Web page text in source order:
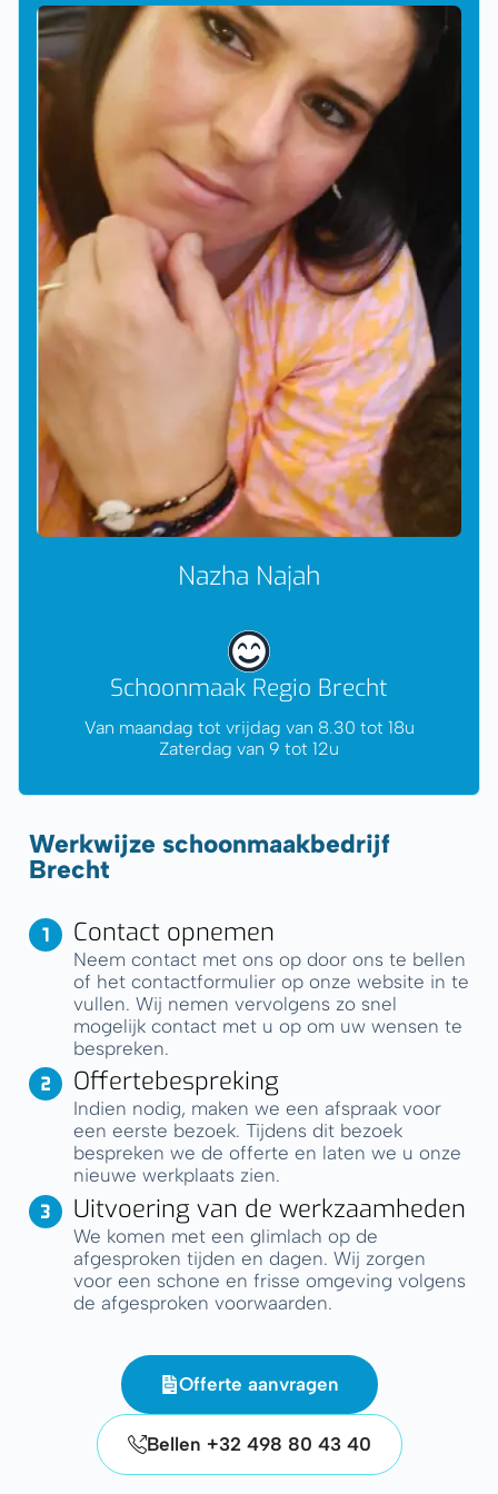
Nazha Najah
Schoonmaak Regio Brecht
Van maandag tot vrijdag van 8.30 tot 18u
Zaterdag van 9 tot 12u
Werkwijze schoonmaakbedrijf
Brecht
Contact opnemen
Neem contact met ons op door ons te bellen
of het contactformulier op onze website in te
vullen. Wij nemen vervolgens zo snel
mogelijk contact met u op om uw wensen te
bespreken.
Offertebespreking
Indien nodig, maken we een afspraak voor
een eerste bezoek. Tijdens dit bezoek
bespreken we de offerte en laten we u onze
nieuwe werkplaats zien.
Uitvoering van de werkzaamheden
We komen met een glimlach op de
afgesproken tijden en dagen. Wij zorgen
voor een schone en frisse omgeving volgens
de afgesproken voorwaarden.
Offerte aanvragen
Bellen +32 498 80 43 40